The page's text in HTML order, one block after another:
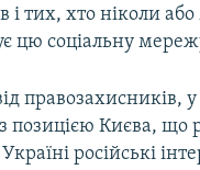
і тих, хто ніколи
цю соціальну
правозахисників,
позицією Києва, що
російські